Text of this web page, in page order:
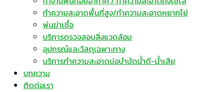
ทำความสะอาดพื้นที่สูง/ทำความสะอาดหยากไย่
พ่นฆ่าเชื้อ
บริการตรวจสอบสิ่งแวดล้อม
อุปกรณ์และวัสดุเฉพาะทาง
บริการทำความสะอาดบ่อบำบัดน้ำดี-น้ำเสีย
บทความ
ติดต่อเรา